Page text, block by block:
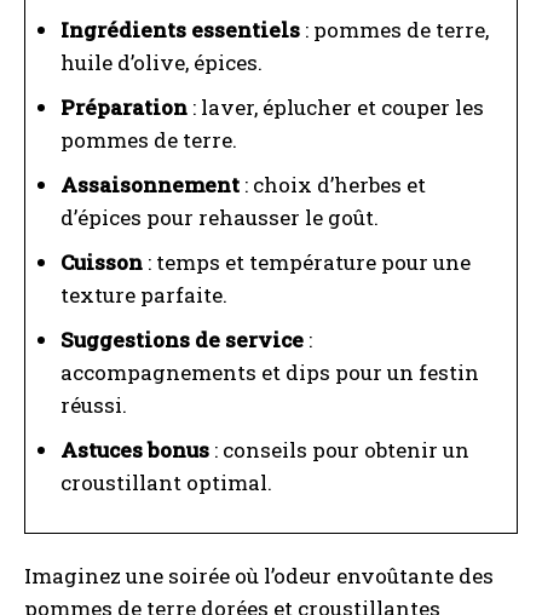
Ingrédients essentiels : pommes de terre,
huile d’olive, épices.
Préparation : laver, éplucher et couper les
pommes de terre.
Assaisonnement : choix d’herbes et
d’épices pour rehausser le goût.
Cuisson : temps et température pour une
texture parfaite.
Suggestions de service :
accompagnements et dips pour un festin
réussi.
Astuces bonus : conseils pour obtenir un
croustillant optimal.
Imaginez une soirée où l’odeur envoûtante des
pommes de terre dorées et croustillantes